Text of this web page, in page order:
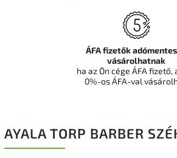
AYALA TORP BARBER
ÁFA fizetők
vásárolhatnak
ha az Ön cége ÁFA fizető,
0%-os ÁFA-val